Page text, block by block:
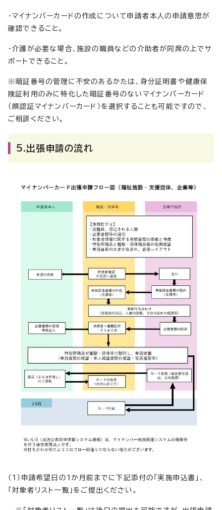
・マイナンバーカードの作成について申請者本人の申請意思が
確認できること。
・介護が必要な場合、施設の職員などの介助者が同席の上でサ
ポートできること。
※暗証番号の管理に不安のあるかたは、身分証明書や健康保
険証利用のみに特化した暗証番号のないマイナンバーカード
（顔認証マイナンバーカード）を選択することも可能ですので、
ご相談ください。
5.出張申請の流れ
（1）申請希望日の1か月前までに下記添付の「実施申込書」、
「対象者リスト一覧」をご提出ください。